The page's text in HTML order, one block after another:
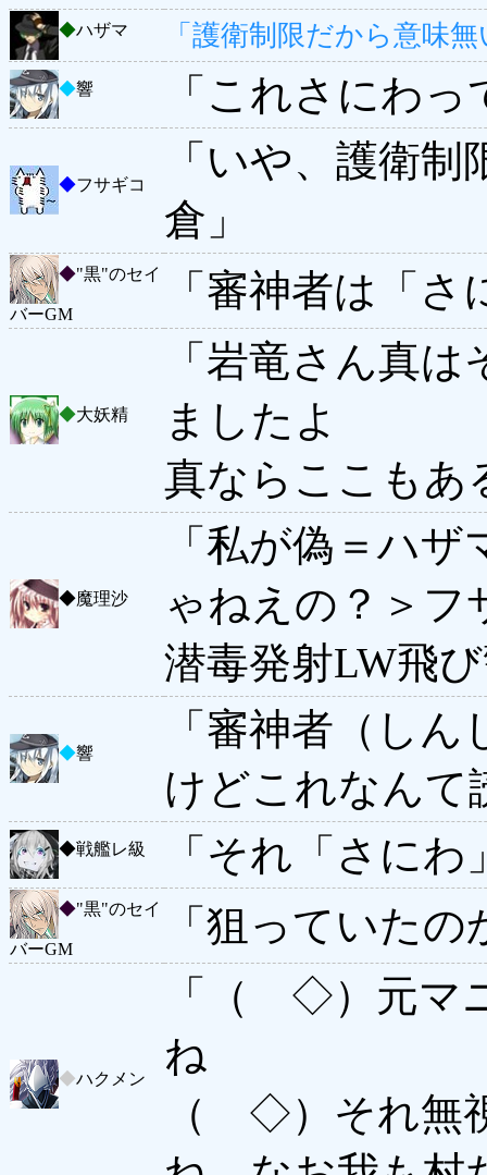
◆ハザマ 「護衛制限だから意味
◆響 「これさにわ
◆フサギコ
「いや、護衛
倉」
◆"黒"のセイ
バーGM
「審神者は「
◆大妖精
「岩竜さん真
ましたよ
真ならここもあ
◆魔理沙
「私が偽＝ハ
ゃねえの？＞フ
潜毒発射LW飛
◆響
「審神者（し
けどこれなんて
◆戦艦レ級 「それ「さに
◆"黒"のセイ
バーGM
「狙っていた
◆ハクメン
「（ ◇）元マ
ね
（ ◇）それ無